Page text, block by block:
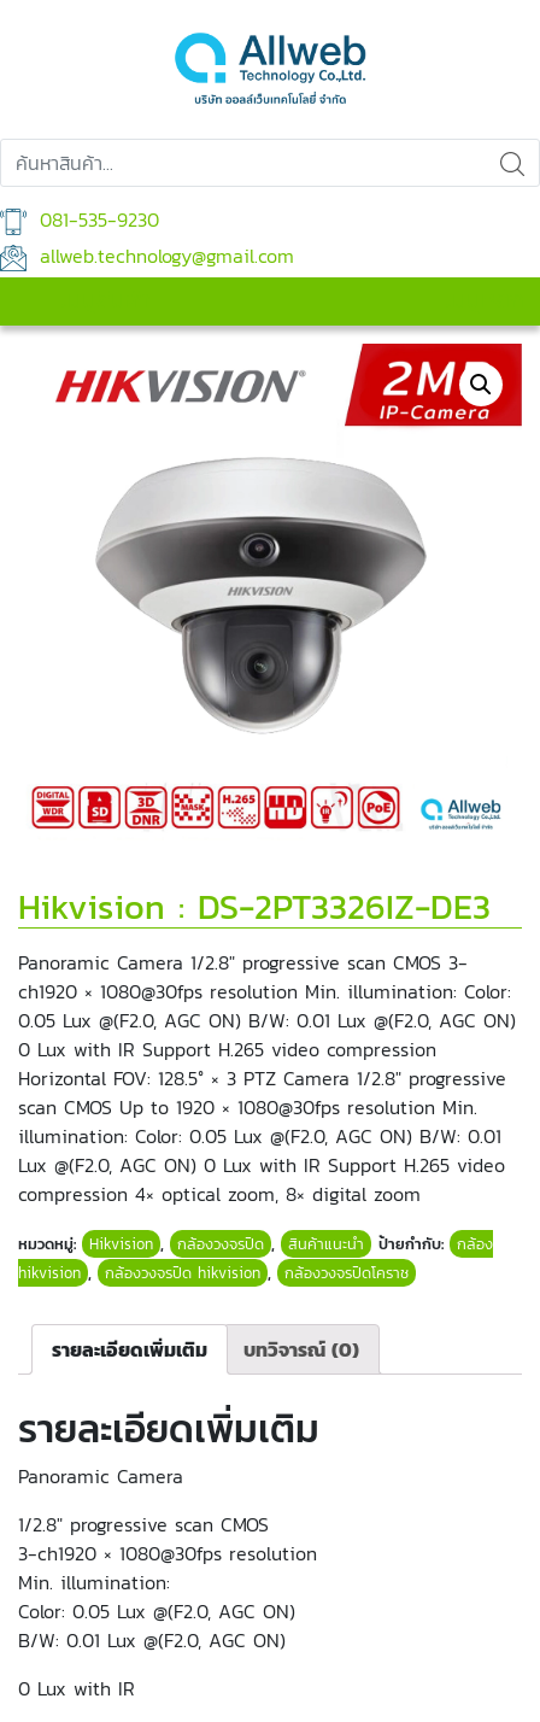
081-535-9230
allweb.technology@gmail.com
Hikvision : DS-2PT3326IZ-DE3
Panoramic Camera 1/2.8″ progressive scan CMOS 3-
ch1920 × 1080@30fps resolution Min. illumination: Color:
0.05 Lux @(F2.0, AGC ON) B/W: 0.01 Lux @(F2.0, AGC ON)
0 Lux with IR Support H.265 video compression
Horizontal FOV: 128.5° × 3 PTZ Camera 1/2.8″ progressive
scan CMOS Up to 1920 × 1080@30fps resolution Min.
illumination: Color: 0.05 Lux @(F2.0, AGC ON) B/W: 0.01
Lux @(F2.0, AGC ON) 0 Lux with IR Support H.265 video
compression 4× optical zoom, 8× digital zoom
หมวดหมู่: Hikvision , กล้องวงจรปิด , สินค้าแนะนำ ป้ายกำกับ: กล้อง
hikvision , กล้องวงจรปิด hikvision , กล้องวงจรปิดโคราช
รายละเอียดเพิ่มเติม บทวิจารณ์ (0)
รายละเอียดเพิ่มเติม
Panoramic Camera
1/2.8″ progressive scan CMOS
3-ch1920 × 1080@30fps resolution
Min. illumination:
Color: 0.05 Lux @(F2.0, AGC ON)
B/W: 0.01 Lux @(F2.0, AGC ON)
0 Lux with IR